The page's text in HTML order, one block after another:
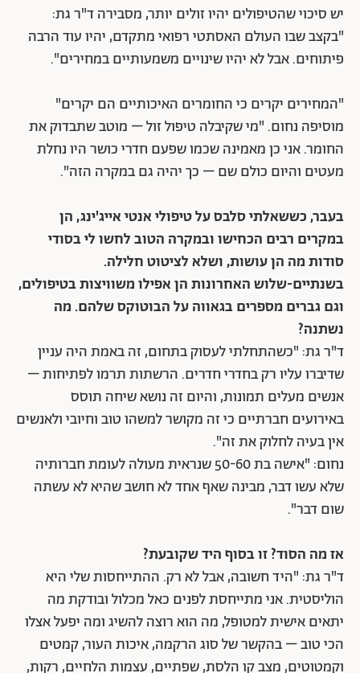
יש סיכוי שהטיפולים יהיו זולים יותר, מסבירה ד"ר גת:
"בקצב שבו העולם האסתטי רפואי מתקדם, יהיו עוד הרבה
פיתוחים. אבל לא יהיו שינויים משמעותיים במחירים".
"המחירים יקרים כי החומרים האיכותיים הם יקרים"
מוסיפה נחום. "מי שקיבלה טיפול זול – מוטב שתבדוק את
החומר. אני כן מאמינה שכמו שפעם חדרי כושר היו נחלת
מעטים והיום כולם שם – כך יהיה גם במקרה הזה".
בעבר, כששאלתי סלבס על טיפולי אנטי אייג'ינג, הן
במקרים רבים הכחישו ובמקרה הטוב לחשו לי בסודי
סודות מה הן עושות, ושלא לציטוט חלילה.
בשנתיים-שלוש האחרונות הן אפילו משוויצות בטיפולים,
וגם גברים מספרים בגאווה על הבוטוקס שלהם. מה
נשתנה?
ד"ר גת: "כשהתחלתי לעסוק בתחום, זה באמת היה עניין
שדיברו עליו רק בחדרי חדרים. הרשתות תרמו לפתיחות –
אנשים מעלים תמונות, והיום זה נושא שיחה תוסס
באירועים חברתיים כי זה מקושר למשהו טוב וחיובי ולאנשים
אין בעיה לחלוק את זה".
נחום: "אישה בת 50-60 שנראית מעולה לעומת חברותיה
שלא עשו דבר, מבינה שאף אחד לא חושב שהיא לא עשתה
שום דבר".
אז מה הסוד? זו בסוף היד שקובעת?
ד"ר גת: "היד חשובה, אבל לא רק. ההתייחסות שלי היא
הוליסטית. אני מתייחסת לפנים כאל מכלול ובודקת מה
יתאים אישית למטופל, מה הוא רוצה להשיג ומה יפעל אצלו
הכי טוב – בהקשר של סוג הרקמה, איכות העור, קמטים
וקמטוטים, מצב קו הלסת, שפתיים, עצמות הלחיים, רקות,